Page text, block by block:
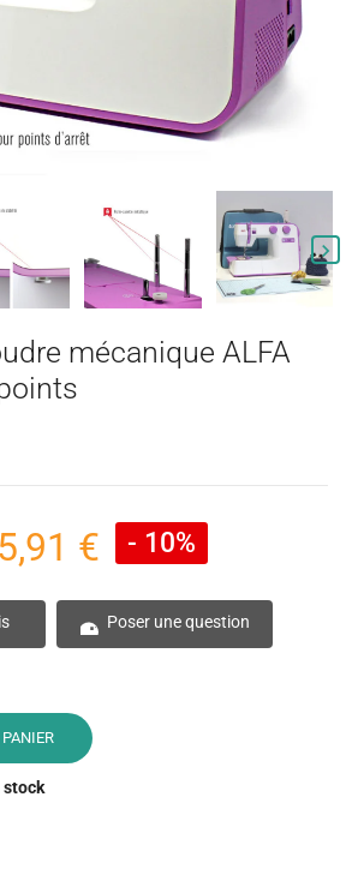

mécanique ALFA
€ - 10%
Poser une question
stock